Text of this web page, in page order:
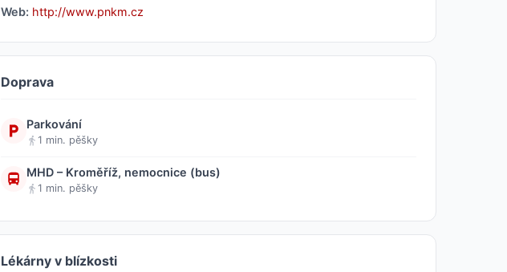
Web: http://www.pnkm.cz
Doprava
Parkování
1 min. pěšky
MHD – Kroměříž, nemocnice (bus)
1 min. pěšky
Lékárny v blízkosti